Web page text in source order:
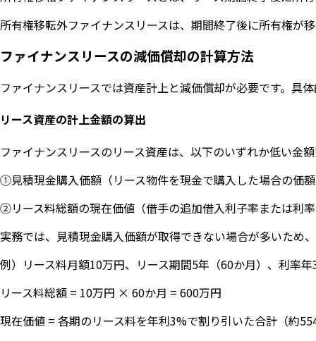
所有権移転外ファイナンスリースは、期間終了後に所有権が
ファイナンスリースの減価償却の計算方法
ファイナンスリースでは資産計上と減価償却が必要です。具
リース資産の計上金額の算出
ファイナンスリースのリース資産は、以下のいずれか低い金
①見積現金購入価額（リース物件を現金で購入した場合の価
②リース料総額の現在価値（借手の追加借入利子率または利
実務では、見積現金購入価額が取得できない場合が多いため
例）リース料月額10万円、リース期間5年（60か月）、利率
リース料総額 = 10万円 × 60か月 = 600万円
現在価値 = 各期のリース料を年利3%で割り引いた合計（約